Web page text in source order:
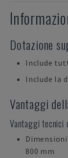
Dotazione
Include
Include la
Vantaggi
Vantaggi tecnici
800 mm